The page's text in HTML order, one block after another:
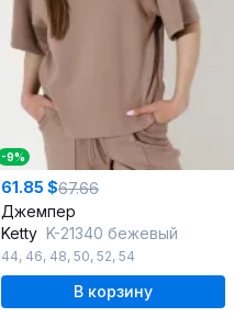
-9%
61.85 $67.66
Джемпер
Ketty K-21340 бежевый
44, 46, 48, 50, 52, 54
В корзину